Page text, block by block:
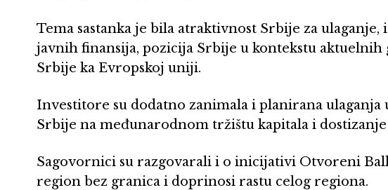
Tema sastanka je bila atraktivnost Srbije za ulaganje,
javnih finansija, pozicija Srbije u kontekstu
Srbije ka Evropskoj uniji.
Investitore su dodatno zanimala i planirana ulaganja
Srbije na međunarodnom tržištu kapitala i
Sagovornici su razgovarali i o inicijativi Otvoreni
region bez granica i doprinosi rastu celog regiona.